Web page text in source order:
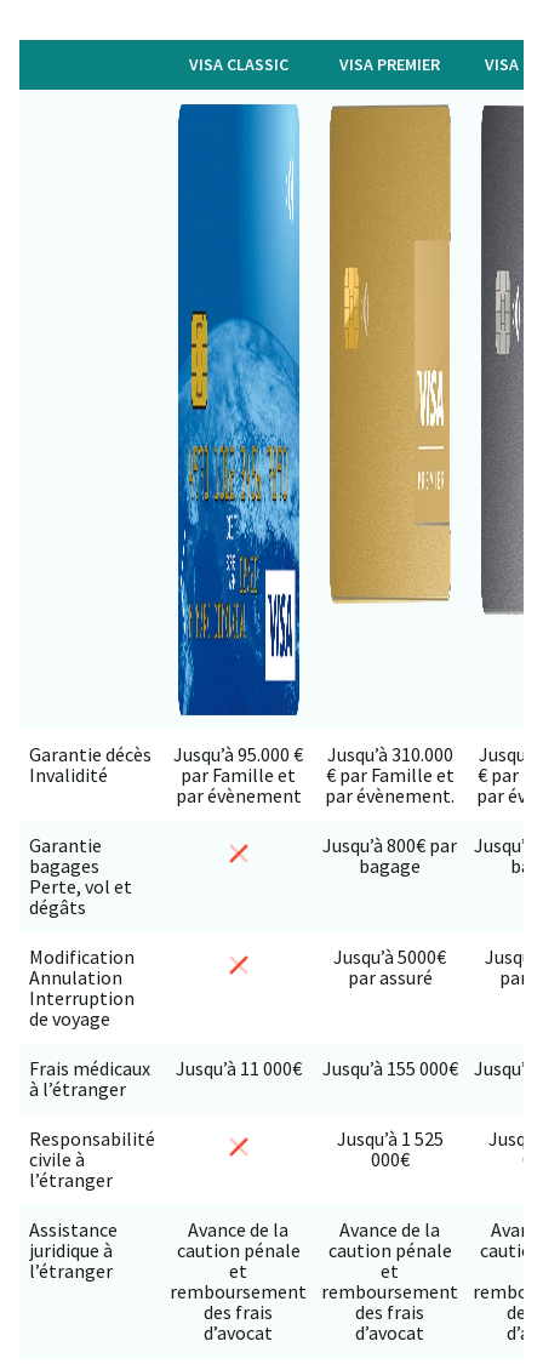
VISA CLASSIC VISA PREMIER VISA
Garantie décès
Invalidité
Jusqu’à 95.000 €
par Famille et
par évènement
Jusqu’à 310.000
€ par Famille et
par évènement.
€ par
par
Garantie
bagages
Perte, vol et
dégâts
Jusqu’à 800€ par
bagage
Modification
Annulation
Interruption
de voyage
Jusqu’à 5000€
par assuré
par
Frais médicaux
à l’étranger
Jusqu’à 11 000€ Jusqu’à 155 000€ Jusqu’à
Responsabilité
civile à
l’étranger
Jusqu’à 1 525
000€
Assistance
juridique à
l’étranger
Avance de la
caution pénale
et
remboursement
des frais
d’avocat
Avance de la
caution pénale
et
remboursement
des frais
d’avocat
des